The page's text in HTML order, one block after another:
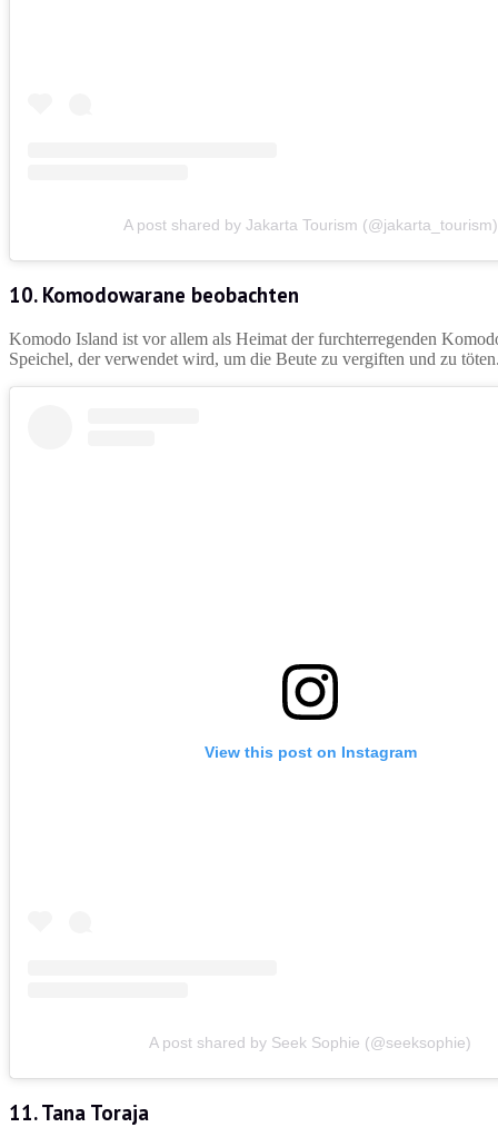
A post shared by Jakarta Tourism (@jakarta_tourism)
10. Komodowarane beobachten
Komodo Island ist vor allem als Heimat der furchterregenden
Speichel, der verwendet wird, um die Beute zu vergiften und zu
View this post on Instagram
A post shared by Seek Sophie (@seeksophie)
11. Tana Toraja